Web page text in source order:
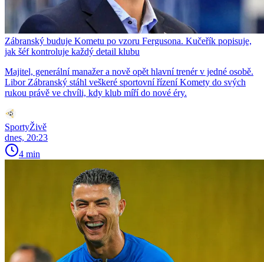
Zábranský buduje Kometu po vzoru Fergusona. Kučeřík popisuje,
jak šéf kontroluje každý detail klubu
Majitel, generální manažer a nově opět hlavní trenér v jedné osobě.
Libor Zábranský stáhl veškeré sportovní řízení Komety do svých
rukou právě ve chvíli, kdy klub míří do nové éry.
SportyŽivě
dnes, 20:23
4 min